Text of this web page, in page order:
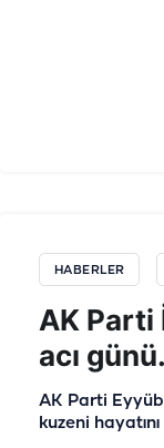
HABERLER
AK Parti
acı
AK Parti
kuzeni